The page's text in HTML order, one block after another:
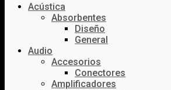
Acústica
Absorbentes
Diseño
General
Audio
Accesorios
Conectores
Amplificadores